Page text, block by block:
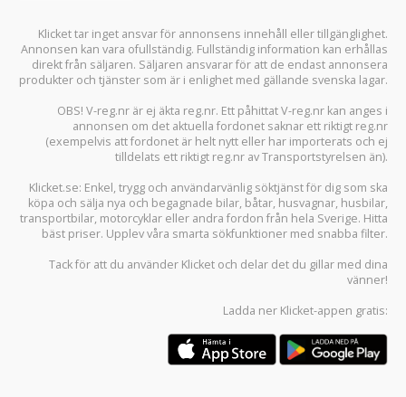
Klicket tar inget ansvar för annonsens innehåll eller tillgänglighet.
Annonsen kan vara ofullständig. Fullständig information kan erhållas
direkt från säljaren. Säljaren ansvarar för att de endast annonsera
produkter och tjänster som är i enlighet med gällande svenska lagar.
OBS! V-reg.nr är ej äkta reg.nr. Ett påhittat V-reg.nr kan anges i
annonsen om det aktuella fordonet saknar ett riktigt reg.nr
(exempelvis att fordonet är helt nytt eller har importerats och ej
tilldelats ett riktigt reg.nr av Transportstyrelsen än).
Klicket.se: Enkel, trygg och användarvänlig söktjänst för dig som ska
köpa och sälja nya och begagnade bilar, båtar, husvagnar, husbilar,
transportbilar, motorcyklar eller andra fordon från hela Sverige. Hitta
bäst priser. Upplev våra smarta sökfunktioner med snabba filter.
Tack för att du använder Klicket och delar det du gillar med dina
vänner!
Ladda ner Klicket-appen gratis: